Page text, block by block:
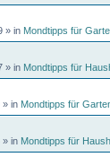
» in Mondtipps für
» in Mondtipps für
» in Mondtipps für
» in Mondtipps für